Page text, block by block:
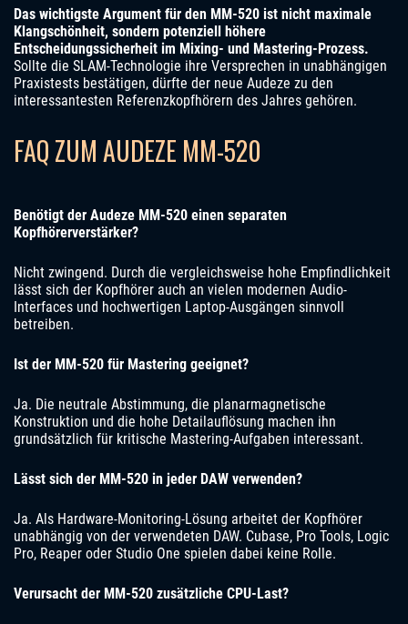
Das wichtigste Argument für den MM-520 ist nicht maximale
Klangschönheit, sondern potenziell höhere
Entscheidungssicherheit im Mixing- und Mastering-Prozess.
Sollte die SLAM-Technologie ihre Versprechen in unabhängigen
Praxistests bestätigen, dürfte der neue Audeze zu den
interessantesten Referenzkopfhörern des Jahres gehören.
FAQ ZUM AUDEZE MM-520
Benötigt der Audeze MM-520 einen separaten
Kopfhörerverstärker?
Nicht zwingend. Durch die vergleichsweise hohe Empfindlichkeit
lässt sich der Kopfhörer auch an vielen modernen Audio-
Interfaces und hochwertigen Laptop-Ausgängen sinnvoll
betreiben.
Ist der MM-520 für Mastering geeignet?
Ja. Die neutrale Abstimmung, die planarmagnetische
Konstruktion und die hohe Detailauflösung machen ihn
grundsätzlich für kritische Mastering-Aufgaben interessant.
Lässt sich der MM-520 in jeder DAW verwenden?
Ja. Als Hardware-Monitoring-Lösung arbeitet der Kopfhörer
unabhängig von der verwendeten DAW. Cubase, Pro Tools, Logic
Pro, Reaper oder Studio One spielen dabei keine Rolle.
Verursacht der MM-520 zusätzliche CPU-Last?